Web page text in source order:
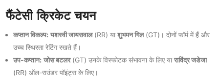
फैंटेसी क्रिकेट चयन
कप्तान विकल्प: यशस्वी जायसवाल(RR) या शुभमन गिल(GT)। दोनों फॉर्म में हैं और
उच्च स्थिरता रेटिंग रखते हैं।
उप-कप्तान: जोस बटलर(GT) उनके विस्फोटक संभावना के लिए या राविंद्र जडेजा
(RR) ऑल-राउंडर पॉइंट्स के लिए।